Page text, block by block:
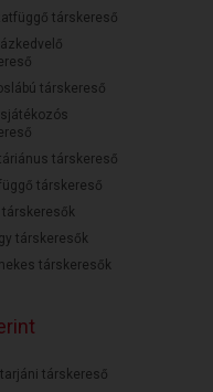
társkereső
társkereső
társkereső
társkereső
társkeresők
társkeresők
társkeresők
társkereső